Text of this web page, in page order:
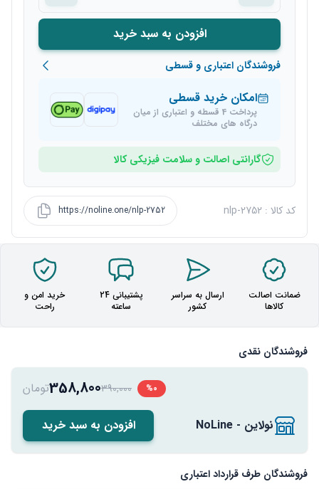
افزودن به سبد خرید
فروشندگان اعتباری و قسطی
امکان خرید قسطی
پرداخت 4 قسطه و اعتباری از میان
درگاه های مختلف
گارانتی اصالت و سلامت فیزیکی کالا
کد کالا : nlp-2752 https://noline.one/nlp-2752
ضمانت اصالت
کالاها
ارسال به سراسر
کشور
پشتیبانی 24
ساعته
خرید امن و
راحت
فروشندگان نقدی
نولاین - NoLine
%0
390,000
358,800تومان
افزودن به سبد خرید
فروشندگان طرف قرارداد اعتباری